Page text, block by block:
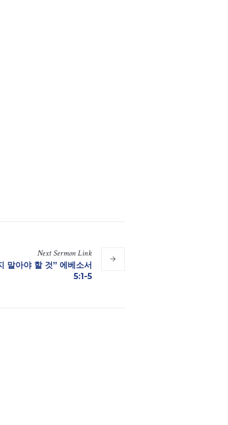
NextSermonLink
말아야 할 것” 에베소서
5:1-5